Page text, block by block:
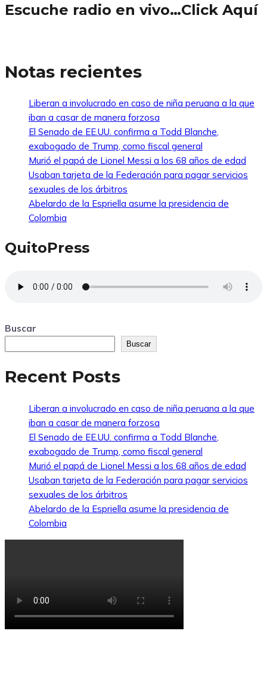
Escuche radio en vivo…Click Aquí
Notas recientes
Liberan a involucrado en caso de niña peruana a la que
iban a casar de manera forzosa
El Senado de EE.UU. confirma a Todd Blanche,
exabogado de Trump, como fiscal general
Murió el papá de Lionel Messi a los 68 años de edad
Usaban tarjeta de la Federación para pagar servicios
sexuales de los árbitros
Abelardo de la Espriella asume la presidencia de
Colombia
QuitoPress
Buscar
Buscar
Recent Posts
Liberan a involucrado en caso de niña peruana a la que
iban a casar de manera forzosa
El Senado de EE.UU. confirma a Todd Blanche,
exabogado de Trump, como fiscal general
Murió el papá de Lionel Messi a los 68 años de edad
Usaban tarjeta de la Federación para pagar servicios
sexuales de los árbitros
Abelardo de la Espriella asume la presidencia de
Colombia